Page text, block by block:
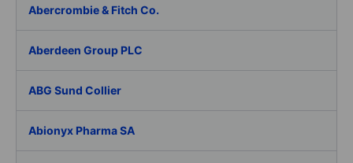
Abercrombie & Fitch Co.
Aberdeen Group PLC
ABG Sund Collier
Abionyx Pharma SA